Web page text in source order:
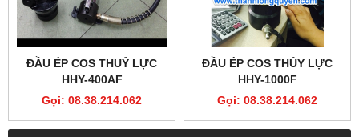
ĐẦU ÉP COS THUỶ LỰC
HHY-400AF
Gọi: 08.38.214.062
ĐẦU ÉP COS THỦY LỰC
HHY-1000F
Gọi: 08.38.214.062